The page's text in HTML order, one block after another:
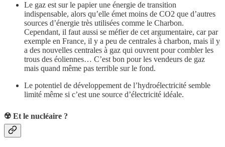
Le gaz est sur le papier une énergie de transition
indispensable, alors qu’elle émet moins de CO2 que d’autres
sources d’énergie très utilisées comme le Charbon.
Cependant, il faut aussi se méfier de cet argumentaire, car par
exemple en France, il y a peu de centrales à charbon, mais il y
a des nouvelles centrales à gaz qui ouvrent pour combler les
trous des éoliennes… C’est bon pour les vendeurs de gaz
mais quand même pas terrible sur le fond.
Le potentiel de développement de l’hydroélectricité semble
limité même si c’est une source d’électricité idéale.
☢️ Et le nucléaire ?